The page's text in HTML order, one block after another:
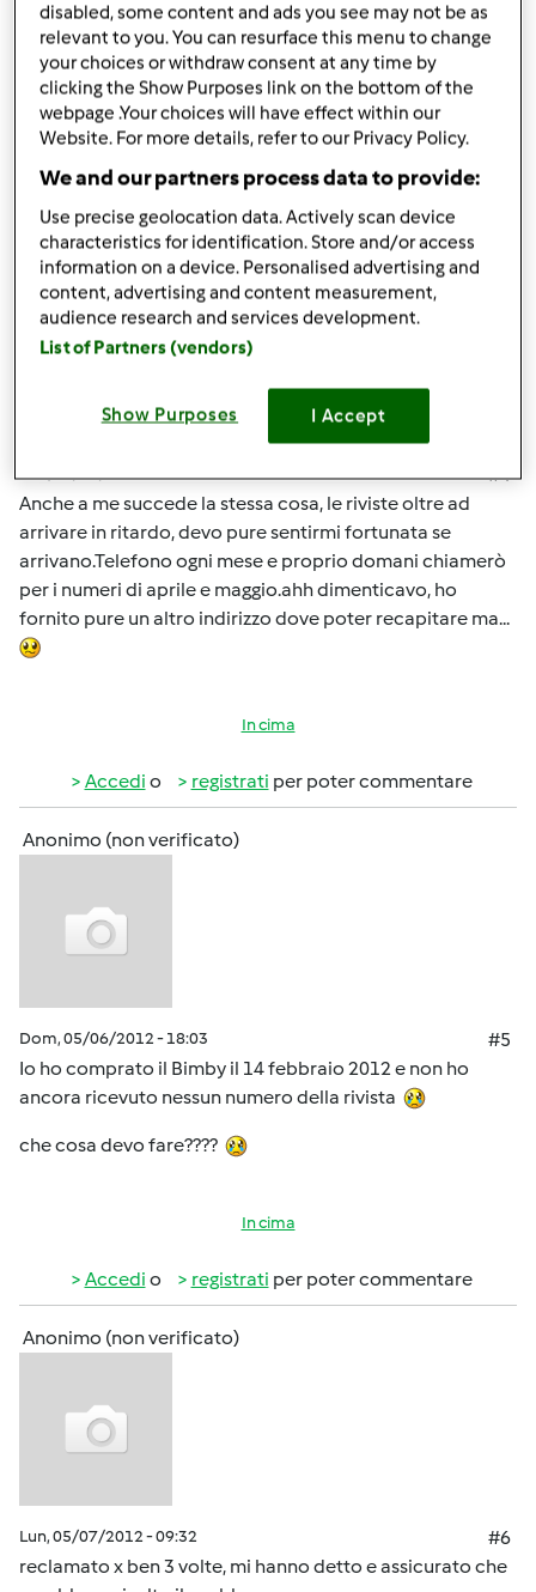
Team Bimby
Accedio registratiper poter commentare
Anonimo (non verificato)
Mer, 05/02/2012 - 18:48
#4
Anche a me succede la stessa cosa, le riviste oltre ad
arrivare in ritardo, devo pure sentirmi fortunata se
arrivano.Telefono ogni mese e proprio domani chiamerò
per i numeri di aprile e maggio.ahh dimenticavo, ho
fornito pure un altro indirizzo dove poter recapitare ma...
In cima
Accedi o registrati per poter commentare
Anonimo (non verificato)
Dom, 05/06/2012 - 18:03
#5
Io ho comprato il Bimby il 14 febbraio 2012 e non ho
ancora ricevuto nessun numero della rivista
che cosa devo fare????
In cima
Accedi o registrati per poter commentare
Anonimo (non verificato)
Lun, 05/07/2012 - 09:32
#6
reclamato x ben 3 volte, mi hanno detto e assicurato che
disabled, some content and ads you see may not be as
relevant to you. You can resurface this menu to change
your choices or withdraw consent at any time by
clicking the Show Purposes link on the bottom of the
webpage .Your choices will have effect within our
Website. For more details, refer to our Privacy Policy.
We and our partners process data to provide:
Use precise geolocation data. Actively scan device
characteristics for identification. Store and/or access
information on a device. Personalised advertising and
content, advertising and content measurement,
audience research and services development.
List of Partners (vendors)
Show Purposes I Accept